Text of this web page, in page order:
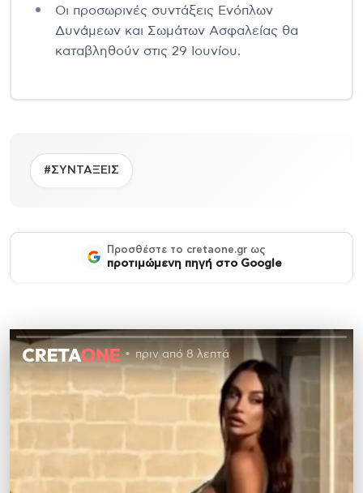
Οι προσωρινές συντάξεις Ενόπλων
Δυνάμεων και Σωμάτων Ασφαλείας θα
καταβληθούν στις 29 Ιουνίου.
#ΣΥΝΤΑΞΕΙΣ
Προσθέστε το cretaone.gr ως
προτιμώμενη πηγή στο Google
πριν από 8 λεπτά